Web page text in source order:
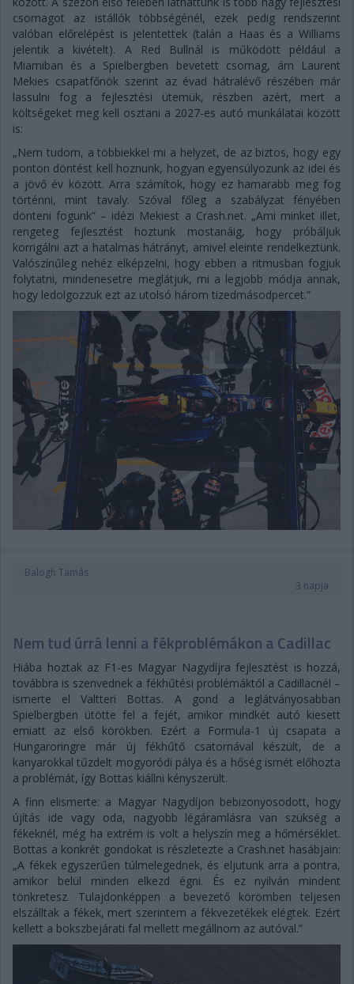
csomagot az istállók többségénél, ezek pedig rendszerint
valóban előrelépést is jelentettek (talán a Haas és a Williams
jelentik a kivételt). A Red Bullnál is működött például a
Miamiban és a Spielbergben bevetett csomag, ám Laurent
Mekies csapatfőnök szerint az évad hátralévő részében már
lassulni fog a fejlesztési ütemük, részben azért, mert a
költségeket meg kell osztani a 2027-es autó munkálatai között
is:
„Nem tudom, a többiekkel mi a helyzet, de az biztos, hogy egy
ponton döntést kell hoznunk, hogyan egyensúlyozunk az idei és
a jövő év között. Arra számítok, hogy ez hamarabb meg fog
történni, mint tavaly. Szóval főleg a szabályzat fényében
dönteni fogunk” – idézi Mekiest a Crash.net. „Ami minket illet,
rengeteg fejlesztést hoztunk mostanáig, hogy próbáljuk
korrigálni azt a hatalmas hátrányt, amivel eleinte rendelkeztünk.
Valószínűleg nehéz elképzelni, hogy ebben a ritmusban fogjuk
folytatni, mindenesetre meglátjuk, mi a legjobb módja annak,
hogy ledolgozzuk ezt az utolsó három tizedmásodpercet.”
Balogh Tamás
3 napja
Nem tud úrrá lenni a fékproblémákon a Cadillac
Hiába hoztak az F1-es Magyar Nagydíjra fejlesztést is hozzá,
továbbra is szenvednek a fékhűtési problémáktól a Cadillacnél –
ismerte el Valtteri Bottas. A gond a leglátványosabban
Spielbergben ütötte fel a fejét, amikor mindkét autó kiesett
emiatt az első körökben. Ezért a Formula-1 új csapata a
Hungaroringre már új fékhűtő csatornával készült, de a
kanyarokkal tűzdelt mogyoródi pálya és a hőség ismét előhozta
a problémát, így Bottas kiállni kényszerült.
A finn elismerte: a Magyar Nagydíjon bebizonyosodott, hogy
újítás ide vagy oda, nagyobb légáramlásra van szükség a
fékeknél, még ha extrém is volt a helyszín meg a hőmérséklet.
Bottas a konkrét gondokat is részletezte a Crash.net hasábjain:
„A fékek egyszerűen túlmelegednek, és eljutunk arra a pontra,
amikor belül minden elkezd égni. És ez nyilván mindent
tönkretesz. Tulajdonképpen a bevezető körömben teljesen
elszálltak a fékek, mert szerintem a fékvezetékek elégtek. Ezért
kellett a bokszbejárati fal mellett megállnom az autóval.”